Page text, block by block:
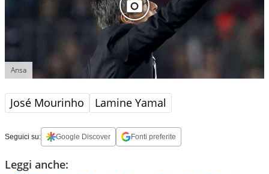
Ansa
José Mourinho Lamine Yamal
Seguici su: Google Discover Fonti preferite
Leggi anche: